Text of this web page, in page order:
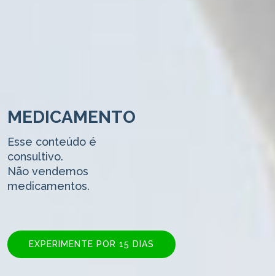
MEDICAMENTO
Esse conteúdo é
consultivo.
Não vendemos
medicamentos.
EXPERIMENTE POR 15 DIAS